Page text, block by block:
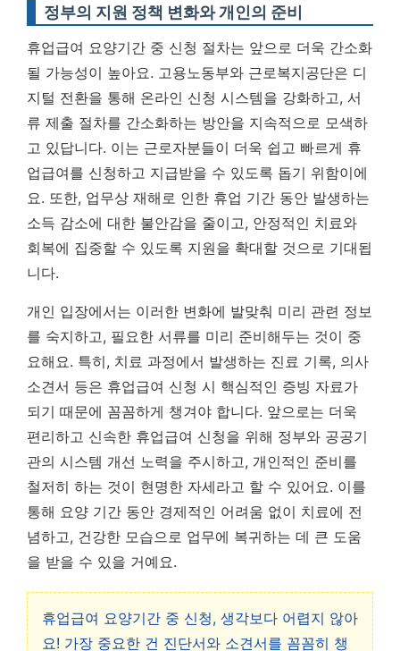
정부의 지원 정책 변화와 개인의 준비
휴업급여 요양기간 중 신청 절차는 앞으로 더욱 간소화
될 가능성이 높아요. 고용노동부와 근로복지공단은 디
지털 전환을 통해 온라인 신청 시스템을 강화하고, 서
류 제출 절차를 간소화하는 방안을 지속적으로 모색하
고 있답니다. 이는 근로자분들이 더욱 쉽고 빠르게 휴
업급여를 신청하고 지급받을 수 있도록 돕기 위함이에
요. 또한, 업무상 재해로 인한 휴업 기간 동안 발생하는
소득 감소에 대한 불안감을 줄이고, 안정적인 치료와
회복에 집중할 수 있도록 지원을 확대할 것으로 기대됩
니다.
개인 입장에서는 이러한 변화에 발맞춰 미리 관련 정보
를 숙지하고, 필요한 서류를 미리 준비해두는 것이 중
요해요. 특히, 치료 과정에서 발생하는 진료 기록, 의사
소견서 등은 휴업급여 신청 시 핵심적인 증빙 자료가
되기 때문에 꼼꼼하게 챙겨야 합니다. 앞으로는 더욱
편리하고 신속한 휴업급여 신청을 위해 정부와 공공기
관의 시스템 개선 노력을 주시하고, 개인적인 준비를
철저히 하는 것이 현명한 자세라고 할 수 있어요. 이를
통해 요양 기간 동안 경제적인 어려움 없이 치료에 전
념하고, 건강한 모습으로 업무에 복귀하는 데 큰 도움
을 받을 수 있을 거예요.
휴업급여 요양기간 중 신청, 생각보다 어렵지 않아
요! 가장 중요한 건 진단서와 소견서를 꼼꼼히 챙